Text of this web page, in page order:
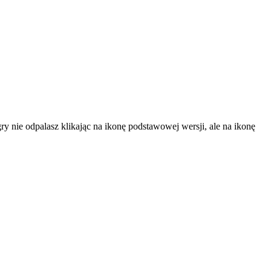
nie odpalasz klikając na ikonę podstawowej wersji, ale na ikonę